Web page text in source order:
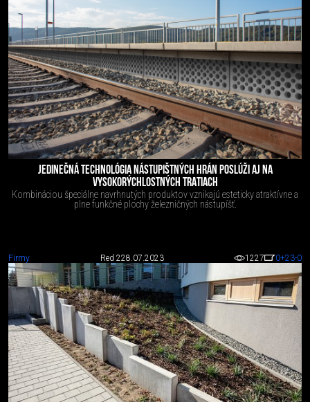
JEDINEČNÁ TECHNOLÓGIA NÁSTUPIŠTNÝCH HRÁN POSLÚŽI AJ NA
VYSOKORÝCHLOSTNÝCH TRATIACH
Kombináciou špeciálne navrhnutých produktov vznikajú esteticky atraktívne a
plne funkčné plochy železničných nástupíšť.
Firmy Red 228.07.2023 1227 0+23-0